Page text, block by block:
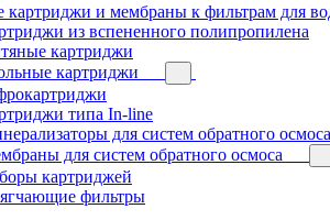
и мембраны к фильтрам для
из вспененного полипропилена
картриджи
картриджи
типа In-line
для систем обратного осмоса
для систем обратного осмоса
картриджей
фильтры